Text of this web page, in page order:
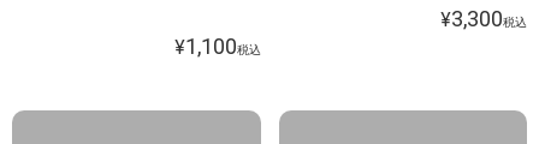
¥1,100税込
¥3,300税込